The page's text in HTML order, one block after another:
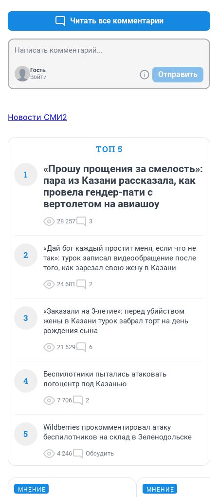
Читать все комментарии
Гость
Войти
Отправить
Новости СМИ2
ТОП 5
1
«Прошу прощения за смелость»:
пара из Казани рассказала, как
провела гендер-пати с
вертолетом на авиашоу
28 257 3
2
«Дай бог каждый простит меня, если что не
так»: турок записал видеообращение после
того, как зарезал свою жену в Казани
24 601 2
3
«Заказали на 3-летие»: перед убийством
жены в Казани турок забрал торт на день
рождения сына
21 629 6
4
Беспилотники пытались атаковать
логоцентр под Казанью
7 706 2
5
Wildberries прокомментировал атаку
беспилотников на склад в Зеленодольске
4 246 Обсудить
МНЕНИЕ МНЕНИЕ